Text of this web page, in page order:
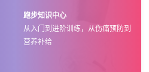
跑步知识中心
从入门到进阶训练，从伤痛预防到
营养补给